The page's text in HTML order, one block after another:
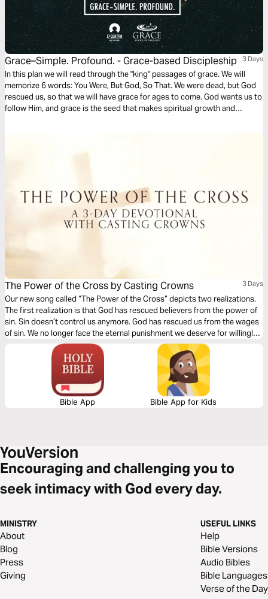
Grace–Simple. Profound. - Grace-based Discipleship 3 Days
In this plan we will read through the "king" passages of grace. We will
memorize 6 words: You Were, But God, So That. We were dead, but God
rescued us, so that we will have grace for ages to come. God wants us to
follow Him, and grace is the seed that makes spiritual growth and
The Power of the Cross by Casting Crowns 3 Days
Our new song called “The Power of the Cross” depicts two realizations.
The first realization is that God has rescued believers from the power of
sin. Sin doesn’t control us anymore. God has rescued us from the wages
of sin. We no longer face the eternal punishment we deserve for willingly
rebelling against a holy God. The second...
Bible App Bible App for Kids
Encouraging and challenging you to
seek intimacy with God every day.
MINISTRY
About
Blog
Press
Giving
USEFUL LINKS
Help
Bible Versions
Audio Bibles
Bible Languages
Verse of the Day